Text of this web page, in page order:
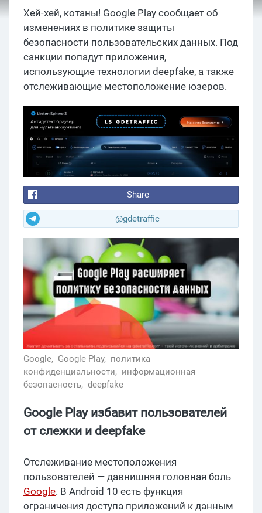
Хей-хей, котаны! Google Play сообщает об
изменениях в политике защиты
безопасности пользовательских данных. Под
санкции попадут приложения,
использующие технологии deepfake, а также
отслеживающие местоположение юзеров.
Share
@gdetraffic
Google, Google Play, политика
конфиденциальности, информационная
безопасность, deepfake
Google Play избавит пользователей
от слежки и deepfake
Отслеживание местоположения
пользователей — давнишняя головная боль
Google. В Android 10 есть функция
ограничения доступа приложений к данным